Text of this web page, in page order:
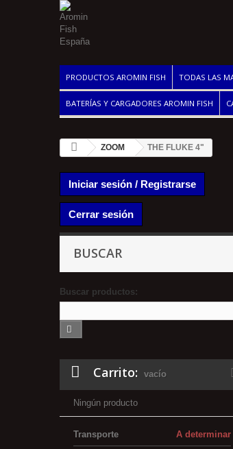
PRODUCTOS AROMIN FISH TODAS LAS
BATERÍAS Y CARGADORES AROMIN FISH
ZOOM THE FLUKE 4"
Iniciar sesión / Registrarse
Cerrar sesión
BUSCAR
Buscar productos:
Carrito: vacío
Ningún producto
A determinar
Transporte